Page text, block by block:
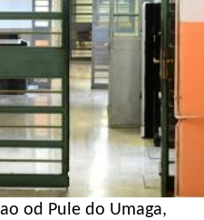
od Pule do Umaga,